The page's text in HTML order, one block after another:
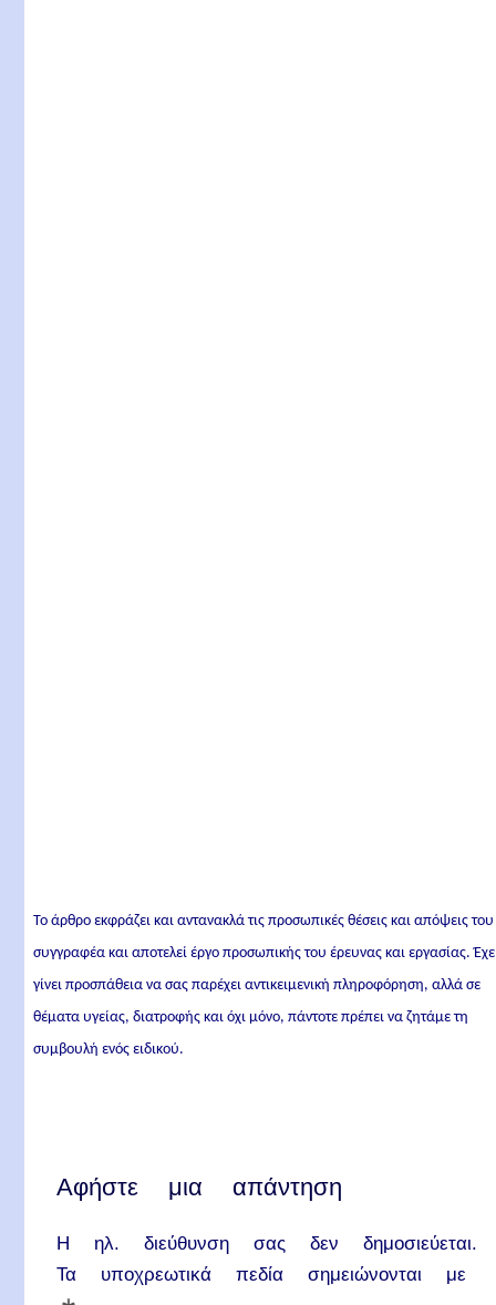
Το άρθρο εκφράζει και αντανακλά τις προσωπικές θέσεις και απόψεις του
συγγραφέα και αποτελεί έργο προσωπικής του έρευνας και εργασίας.
γίνει προσπάθεια να σας παρέχει αντικειμενική πληροφόρηση, αλλά σε
θέματα υγείας, διατροφής και όχι μόνο, πάντοτε πρέπει να ζητάμε τη
συμβουλή ενός ειδικού.
Αφήστε μια απάντηση
Η ηλ. διεύθυνση σας δεν δημοσιεύεται.
Τα υποχρεωτικά πεδία σημειώνονται με